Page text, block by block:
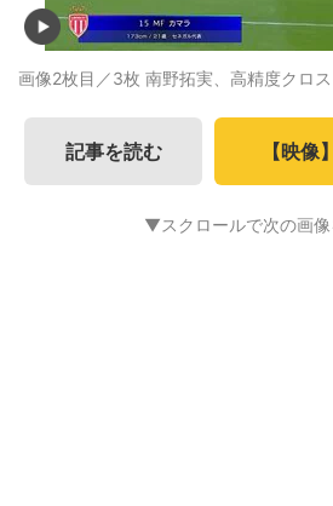
画像2枚目／3枚 南野拓実、高精度クロス
記事を読む 【映
▼スクロールで次の画